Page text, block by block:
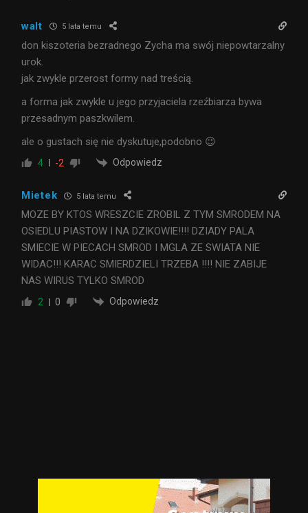
walt 5 lata temu
don kiszoteria bezradnego Zycha ma swój niepowtarzalny
urok.
jak zwykle przerost formy nad treścią.
a forma jak zwykle u jego przyjaciela rzeźbiarza bywa
przesadnym paszkwilem.
ale o gustach się nie dyskutuje,podobno 😉
4 -2 Odpowiedz
Mietek 5 lata temu
MOZE BY KTOS WRESZCIE ZROBIL Z TYM SMRODEM NA
OSIEDLU PIASTOW I NA DZIKOWIE!!!! DZIADY PALA
SMIECIE W PIECACH SMROD I MGLA ZE SWIATA NIE
WIDAC!!! KARAC SMIERDZIELI TRZEBA !!!! NIE ZABIJE
NAS WIRUS TYLKO SMROD
2 0 Odpowiedz